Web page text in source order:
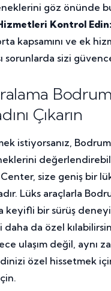
göz önünde
Kontrol Edin:
kapsamını ve ek
sizi
Çıkarın
istiyorsanız,
size geniş bir
Lüks araçlarla
keyifli bir sürüş
da özel
ulaşım değil, aynı
özel hissetmek